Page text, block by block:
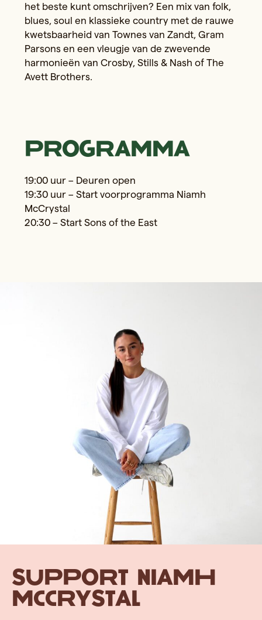
het beste kunt omschrijven? Een mix van folk,
blues, soul en klassieke country met de rauwe
kwetsbaarheid van Townes van Zandt, Gram
Parsons en een vleugje van de zwevende
harmonieën van Crosby, Stills & Nash of The
Avett Brothers.
Programma
19:00 uur – Deuren open
19:30 uur – Start voorprogramma Niamh
McCrystal
20:30 – Start Sons of the East
Support Niamh
McCrystal